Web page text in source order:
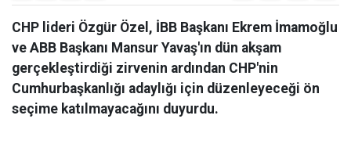
CHP lideri Özgür Özel, İBB Başkanı Ekrem İmamoğlu
ve ABB Başkanı Mansur Yavaş'ın dün akşam
gerçekleştirdiği zirvenin ardından CHP'nin
Cumhurbaşkanlığı adaylığı için düzenleyeceği ön
seçime katılmayacağını duyurdu.